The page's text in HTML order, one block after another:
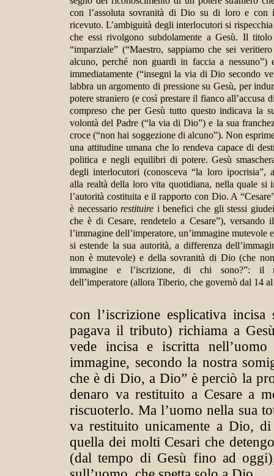
con l’assoluta sovranità di Dio su di loro e
ricevuto. L’ambiguità degli interlocutori si
che essi rivolgono subdolamente a Gesù. Il
“imparziale” (“Maestro, sappiamo che sei
alcuno, perché non guardi in faccia a nessuno”)
immediatamente (“insegni la via di Dio secondo
labbra un argomento di pressione su Gesù, per
potere straniero (e così prestare il fianco all’accusa
compreso che per Gesù tutto questo indicava la
volontà del Padre (“la via di Dio”) e la sua
croce (“non hai soggezione di alcuno”). Non
una attitudine umana che lo rendeva capace di
politica e negli equilibri di potere. Gesù
degli interlocutori (conosceva “la loro ipocrisia”,
alla realtà della loro vita quotidiana, nella quale si
l’autorità costituita e il rapporto con Dio. A
è necessariorestituire i benefici che gli stessi
che è di Cesare, rendetelo a Cesare”), versando
l’immagine dell’imperatore, un’immagine mutevole
si estende la sua autorità, a differenza
non è mutevole) e della sovranità di Dio (che
immagine e l’iscrizione, di chi sono?”: il
dell’imperatore (allora Tiberio, che governò dal 14
con l’iscrizione esplicativa
pagava il tributo) richiama a
vede incisa e iscritta
immagine, secondo la nostra
che è di Dio, a Dio” è perciò la
denaro va restituito a Cesare a
riscuoterlo. Ma l’uomo nella sua
va restituito unicamente a Dio,
quella dei molti Cesari che
(dal tempo di Gesù fino ad